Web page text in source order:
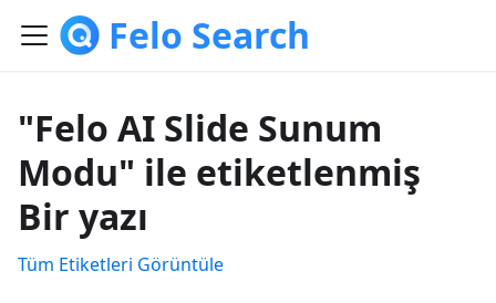
Felo Search
"Felo AI Slide Sunum
Modu" ile etiketlenmiş
Bir yazı
Tüm Etiketleri Görüntüle